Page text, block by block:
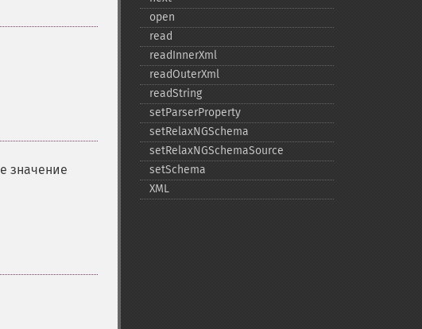
значение
open
read
readInnerXml
readOuterXml
readString
setParserProperty
setRelaxNGSchema
setRelaxNGSchemaSource
setSchema
XML